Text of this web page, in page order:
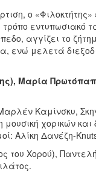
ο «Φιλοκτήτης»
εντυπωσιακό
αγγίζει το
ενώ μελετά
Μαρία
Καμίνσκυ,
χορικών
Αλίκη Δανέζη-
του Χορού),